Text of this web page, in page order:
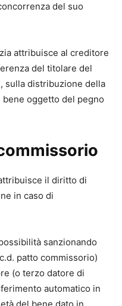
del suo
attribuisce al creditore
del titolare del
sulla distribuzione della
bene oggetto del pegno
il diritto di
in caso di
sanzionando
patto commissorio)
(o terzo datore di
automatico in